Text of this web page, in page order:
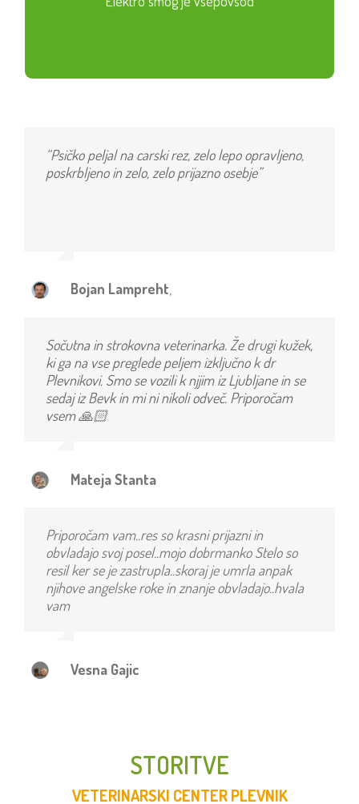
“Psičko peljal na carski rez, zelo lepo opravljeno,
poskrbljeno in zelo, zelo prijazno osebje”
Bojan Lampreht,
Sočutna in strokovna veterinarka. Že drugi kužek,
ki ga na vse preglede peljem izključno k dr
Plevnikovi. Smo se vozili k njjim iz Ljubljane in se
sedaj iz Bevk in mi ni nikoli odveč. Priporočam
vsem 🙏🏻
Mateja Stanta
Priporočam vam..res so krasni prijazni in
obvladajo svoj posel..mojo dobrmanko Stelo so
resil ker se je zastrupla..skoraj je umrla anpak
njihove angelske roke in znanje obvladajo..hvala
vam
Vesna Gajic
STORITVE
VETERINARSKI CENTER PLEVNIK